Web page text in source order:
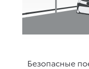
Безопасные